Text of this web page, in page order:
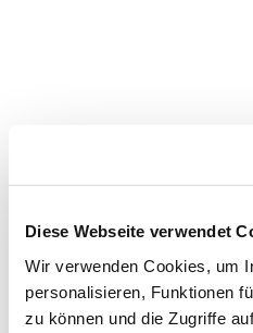
Diese Webseite verwendet
Wir verwenden Cookies, um
personalisieren, Funktionen
zu können und die Zugriffe